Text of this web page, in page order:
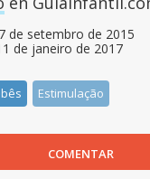
de setembro de 2015
de janeiro de 2017
Estimulação
COMENTAR